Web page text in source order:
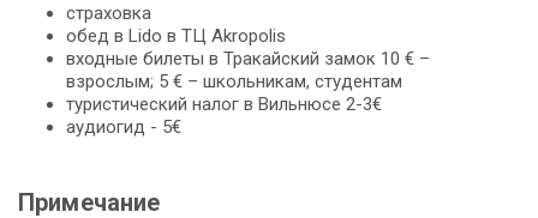
страховка
обед в Lido в ТЦ Akropolis
входные билеты в Тракайский замок 10 € –
взрослым; 5 € – школьникам, студентам
туристический налог в Вильнюсе 2-3€
аудиогид - 5€
Примечание